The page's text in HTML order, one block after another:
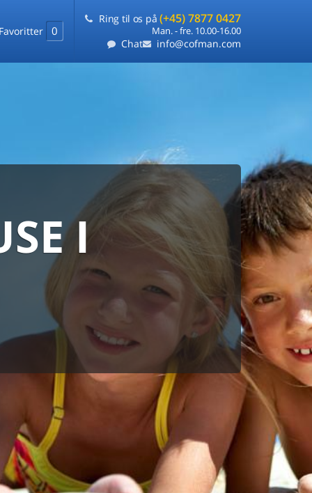
Favoritter 0
Ring til os på (+45) 7877 0427
Man. - fre. 10.00-16.00
Chat info@cofman.com
I
laveste pris
ét sted